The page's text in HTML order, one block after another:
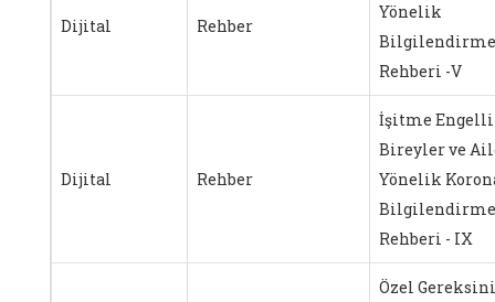
Dijital Rehber
Yönelik
Bilgilendirme
Rehberi -V
Dijital Rehber
İşitme Engelli
Bireyler ve
Yönelik
Bilgilendirme
Rehberi - IX
Özel